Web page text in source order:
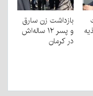
بازداشت زن سارق
و پسر ۱۲ ساله‌اش
در کرمان